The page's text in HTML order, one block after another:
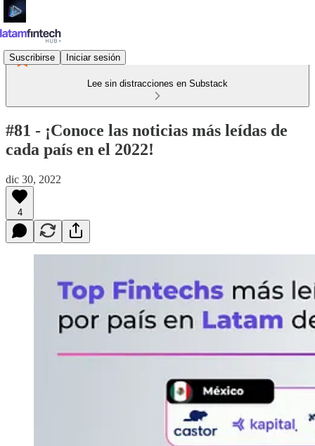
Suscribirse Iniciar sesión
Lee sin distracciones en Substack
#81 - ¡Conoce las noticias más leídas de
cada país en el 2022!
dic 30, 2022
4